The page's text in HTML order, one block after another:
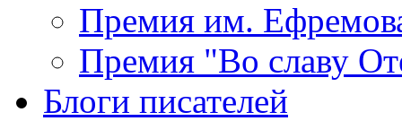
Премия им.
Премия "Во славу
Блоги писателей